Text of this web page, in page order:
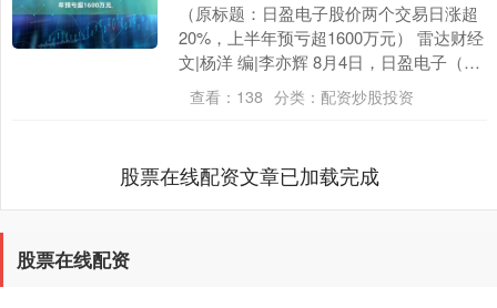
（原标题：日盈电子股价两个交易日涨超
20%，上半年预亏超1600万元） 雷达财经
文|杨洋 编|李亦辉 8月4日，日盈电子（证
券代码：603286）发布股票交易....
查看： 138 分类： 配资炒股投资
股票在线配资文章已加载完成
股票在线配资